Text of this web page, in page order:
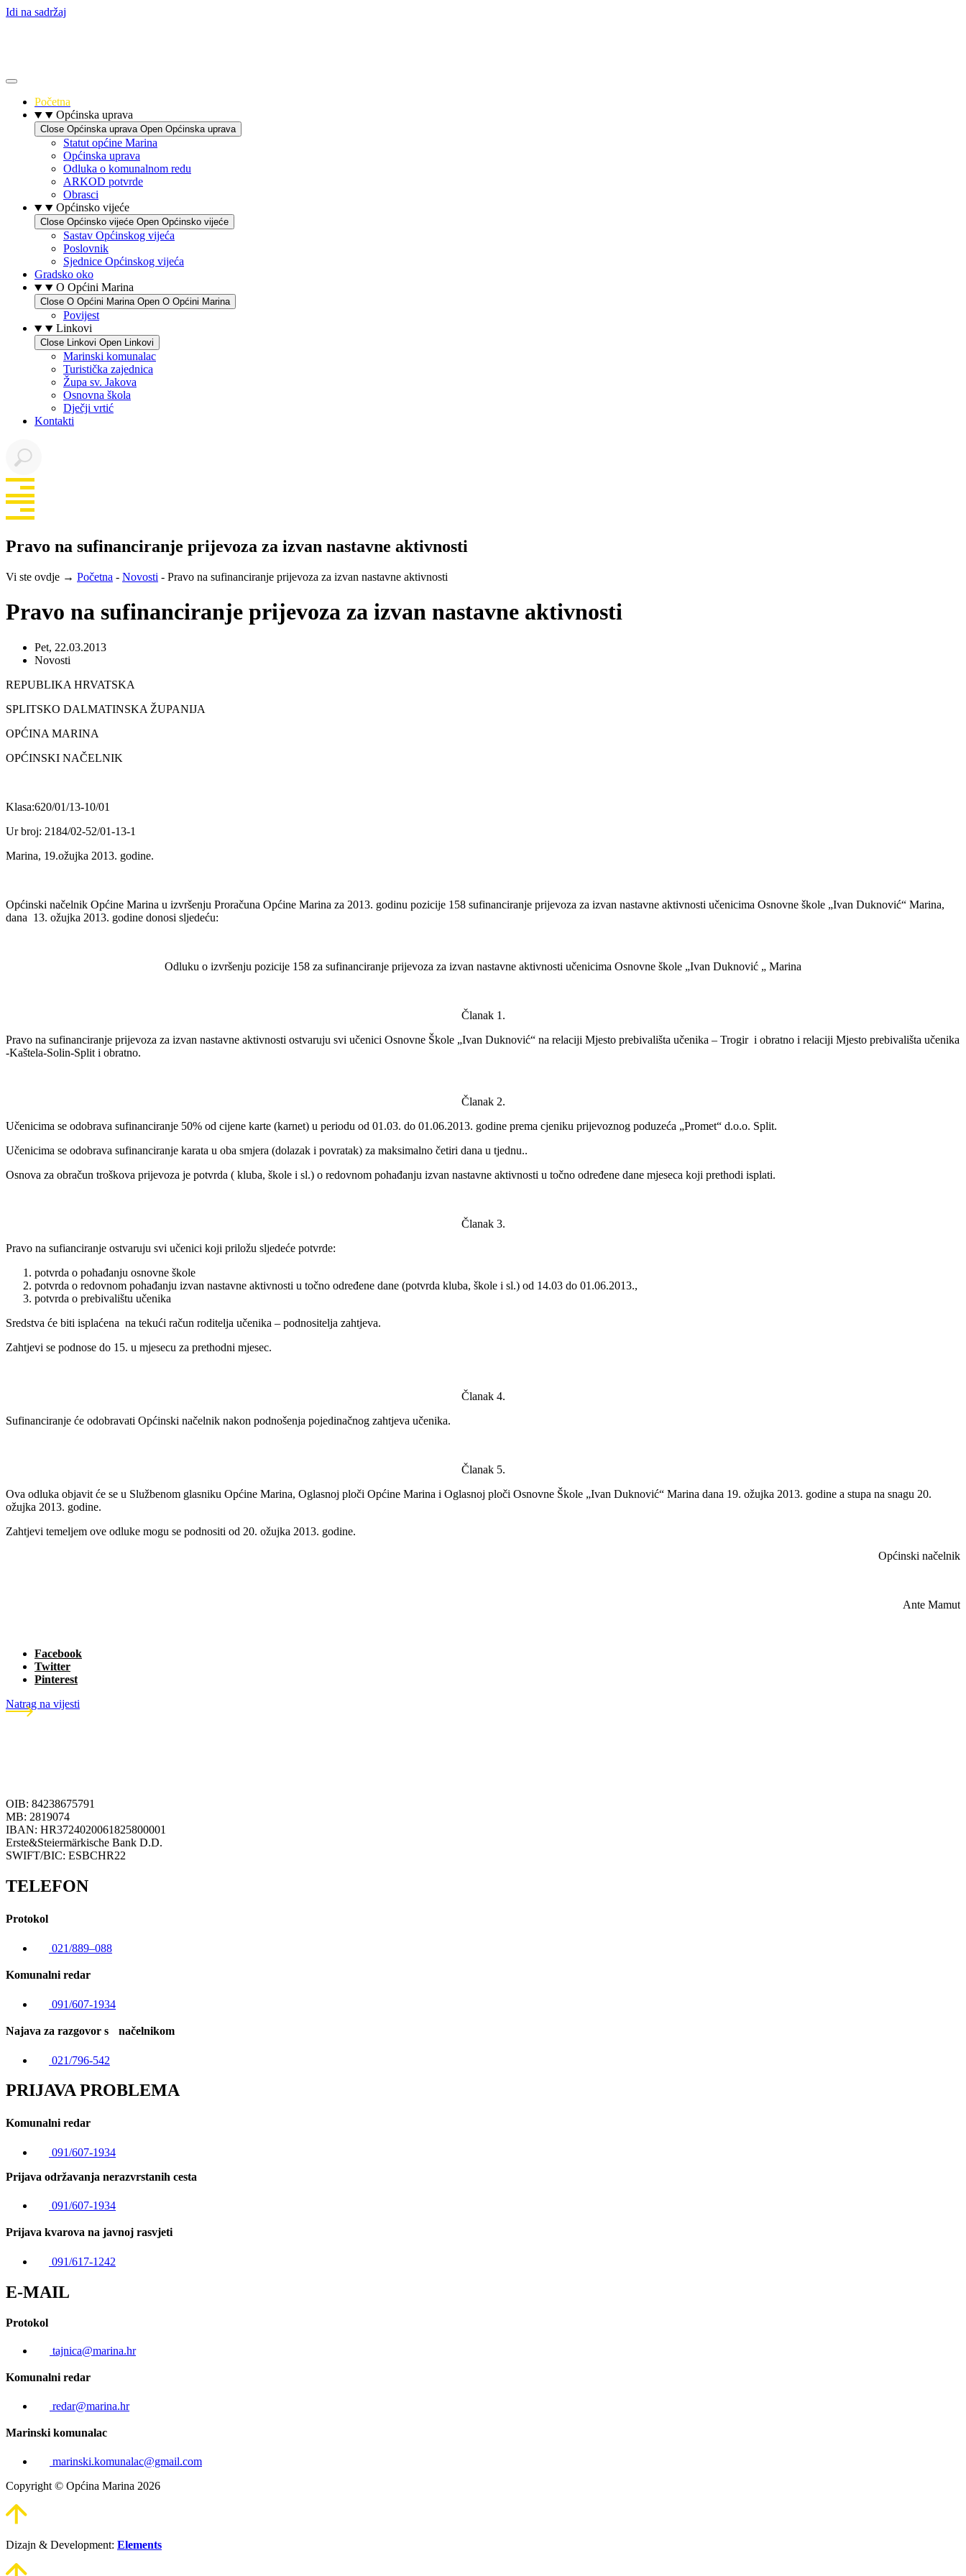
Idi na sadržaj
Početna
Općinska uprava
Close Općinska uprava Open Općinska uprava
Statut općine Marina
Općinska uprava
Odluka o komunalnom redu
ARKOD potvrde
Obrasci
Općinsko vijeće
Close Općinsko vijeće Open Općinsko vijeće
Sastav Općinskog vijeća
Poslovnik
Sjednice Općinskog vijeća
Gradsko oko
O Općini Marina
Close O Općini Marina Open O Općini Marina
Povijest
Linkovi
Close Linkovi Open Linkovi
Marinski komunalac
Turistička zajednica
Župa sv. Jakova
Osnovna škola
Dječji vrtić
Kontakti
Pravo na sufinanciranje prijevoza za izvan nastavne aktivnosti
Vi ste ovdje → Početna - Novosti - Pravo na sufinanciranje prijevoza za izvan nastavne aktivnosti
Pravo na sufinanciranje prijevoza za izvan nastavne aktivnosti
Pet, 22.03.2013
Novosti
REPUBLIKA HRVATSKA
SPLITSKO DALMATINSKA ŽUPANIJA
OPĆINA MARINA
OPĆINSKI NAČELNIK
Klasa:620/01/13-10/01
Ur broj: 2184/02-52/01-13-1
Marina, 19.ožujka 2013. godine.
Općinski načelnik Općine Marina u izvršenju Proračuna Općine Marina za 2013. godinu pozicije 158 sufinanciranje prijevoza za izvan nastavne aktivnosti učenicima Osnovne škole „Ivan Duknović“ Marina,
dana 13. ožujka 2013. godine donosi sljedeću:
Odluku o izvršenju pozicije 158 za sufinanciranje prijevoza za izvan nastavne aktivnosti učenicima Osnovne škole „Ivan Duknović „ Marina
Članak 1.
Pravo na sufinanciranje prijevoza za izvan nastavne aktivnosti ostvaruju svi učenici Osnovne Škole „Ivan Duknović“ na relaciji Mjesto prebivališta učenika – Trogir i obratno i relaciji Mjesto prebivališta učenika
-Kaštela-Solin-Split i obratno.
Članak 2.
Učenicima se odobrava sufinanciranje 50% od cijene karte (karnet) u periodu od 01.03. do 01.06.2013. godine prema cjeniku prijevoznog poduzeća „Promet“ d.o.o. Split.
Učenicima se odobrava sufinanciranje karata u oba smjera (dolazak i povratak) za maksimalno četiri dana u tjednu..
Osnova za obračun troškova prijevoza je potvrda ( kluba, škole i sl.) o redovnom pohađanju izvan nastavne aktivnosti u točno određene dane mjeseca koji prethodi isplati.
Članak 3.
Pravo na sufianciranje ostvaruju svi učenici koji priložu sljedeće potvrde:
potvrda o pohađanju osnovne škole
potvrda o redovnom pohađanju izvan nastavne aktivnosti u točno određene dane (potvrda kluba, škole i sl.) od 14.03 do 01.06.2013.,
potvrda o prebivalištu učenika
Sredstva će biti isplaćena na tekući račun roditelja učenika – podnositelja zahtjeva.
Zahtjevi se podnose do 15. u mjesecu za prethodni mjesec.
Članak 4.
Sufinanciranje će odobravati Općinski načelnik nakon podnošenja pojedinačnog zahtjeva učenika.
Članak 5.
Ova odluka objavit će se u Službenom glasniku Općine Marina, Oglasnoj ploči Općine Marina i Oglasnoj ploči Osnovne Škole „Ivan Duknović“ Marina dana 19. ožujka 2013. godine a stupa na snagu 20.
ožujka 2013. godine.
Zahtjevi temeljem ove odluke mogu se podnositi od 20. ožujka 2013. godine.
Općinski načelnik
Ante Mamut
Facebook
Twitter
Pinterest
Natrag na vijesti
OIB: 84238675791
MB: 2819074
IBAN: HR3724020061825800001
Erste&Steiermärkische Bank D.D.
SWIFT/BIC: ESBCHR22
TELEFON
Protokol
021/889–088
Komunalni redar
091/607-1934
Najava za razgovor s načelnikom
021/796-542
PRIJAVA PROBLEMA
Komunalni redar
091/607-1934
Prijava održavanja nerazvrstanih cesta
091/607-1934
Prijava kvarova na javnoj rasvjeti
091/617-1242
E-MAIL
Protokol
tajnica@marina.hr
Komunalni redar
redar@marina.hr
Marinski komunalac
marinski.komunalac@gmail.com
Copyright © Općina Marina 2026
Dizajn & Development: Elements